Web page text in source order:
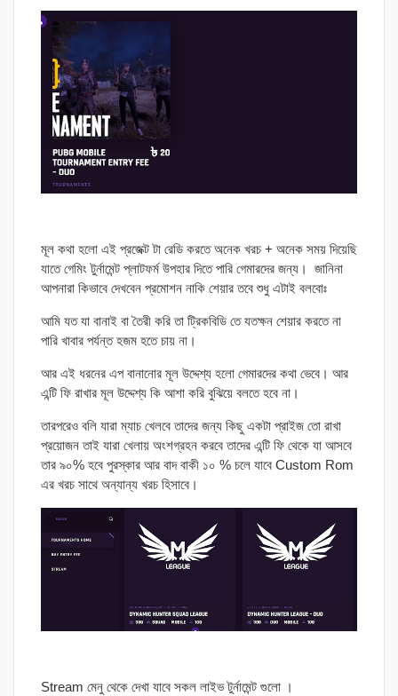
মূল কথা হলো এই প্রজেক্ট টা রেডি করতে অনেক খরচ + অনেক সময় দিয়েছি
যাতে গেমিং টুর্নামেন্ট প্লাটফর্ম উপহার দিতে পারি গেমারদের জন্য। জানিনা
আপনারা কিভাবে দেখবেন প্রমোশন নাকি শেয়ার তবে শুধু এটাই বলবোঃ
আমি যত যা বানাই বা তৈরী করি তা ট্রিকবিডি তে যতক্ষন শেয়ার করতে না
পারি খাবার পর্যন্ত হজম হতে চায় না।
আর এই ধরনের এপ বানানোর মূল উদ্দেশ্য হলো গেমারদের কথা ভেবে। আর
এন্টি ফি রাখার মূল উদ্দেশ্য কি আশা করি বুঝিয়ে বলতে হবে না।
তারপরেও বলি যারা ম্যাচ খেলবে তাদের জন্য কিছু একটা প্রাইজ তো রাখা
প্রয়োজন তাই যারা খেলায় অংশগ্রহন করবে তাদের এন্টি ফি থেকে যা আসবে
তার ৯০% হবে পুরস্কার আর বাদ বাকী ১০ % চলে যাবে Custom Rom
এর খরচ সাথে অন্যান্য খরচ হিসাবে।
Stream মেনু থেকে দেখা যাবে সকল লাইভ টুর্নামেন্ট গুলো ।